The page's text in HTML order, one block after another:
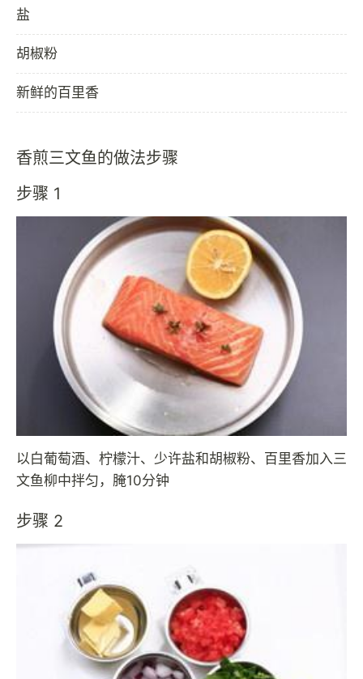
盐
胡椒粉
新鲜的百里香
香煎三文鱼的做法步骤
步骤 1
以白葡萄酒、柠檬汁、少许盐和胡椒粉、百里香加入三
文鱼柳中拌匀，腌10分钟
步骤 2